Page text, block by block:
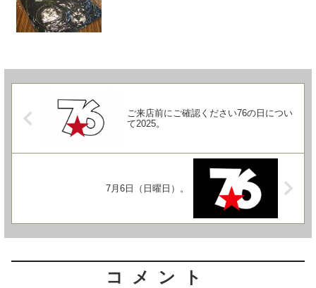
ご来店前にご確認ください76の日につい
て2025。
7月6日（日曜日）。
コメント